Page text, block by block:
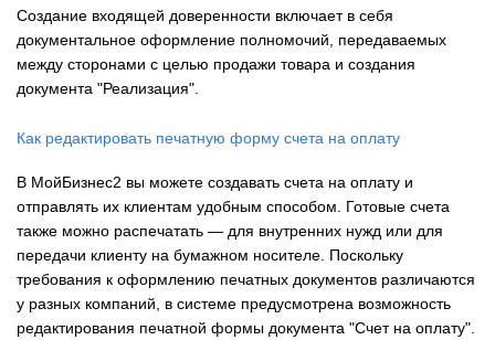
Создание входящей доверенности включает в себя
документальное оформление полномочий, передаваемых
между сторонами с целью продажи товара и создания
документа "Реализация".
Как редактировать печатную форму счета на оплату
В МойБизнес2 вы можете создавать счета на оплату и
отправлять их клиентам удобным способом. Готовые счета
также можно распечатать — для внутренних нужд или для
передачи клиенту на бумажном носителе. Поскольку
требования к оформлению печатных документов различаются
у разных компаний, в системе предусмотрена возможность
редактирования печатной формы документа "Счет на оплату".